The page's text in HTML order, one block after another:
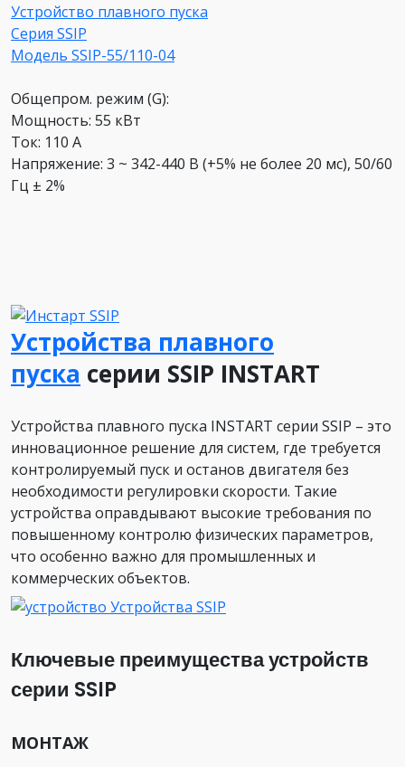
Устройство плавного пуска
Серия SSIP
Модель SSIP-55/110-04
Общепром. режим (G):
Мощность: 55 кВт
Ток: 110 А
Напряжение: 3 ~ 342-440 В (+5% не более 20 мс), 50/60
Гц ± 2%
Устройства плавного
пуска серии SSIP INSTART
Устройства плавного пуска INSTART серии SSIP – это
инновационное решение для систем, где требуется
контролируемый пуск и останов двигателя без
необходимости регулировки скорости. Такие
устройства оправдывают высокие требования по
повышенному контролю физических параметров,
что особенно важно для промышленных и
коммерческих объектов.
Ключевые преимущества устройств
серии SSIP
МОНТАЖ